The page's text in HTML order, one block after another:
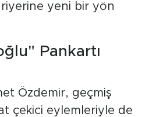
yeni bir yön
Pankartı
Özdemir, geçmiş
çekici eylemleriyle de